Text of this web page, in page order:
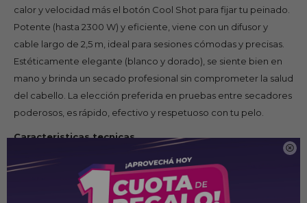

calor y velocidad más el botón Cool Shot para fijar tu peinado.
Potente (hasta 2300 W) y eficiente, viene con un difusor y
cable largo de 2,5 m, ideal para sesiones cómodas y precisas.
Estéticamente elegante (blanco y dorado), se siente bien en
mano y brinda un secado profesional sin comprometer la salud
del cabello. La elección preferida en pruebas entre secadores
poderosos, es rápido, efectivo y respetuoso con tu pelo.
Caracteristicas tecnicas
Sensor MoistureProtect con 6 posiciones de
temperatura